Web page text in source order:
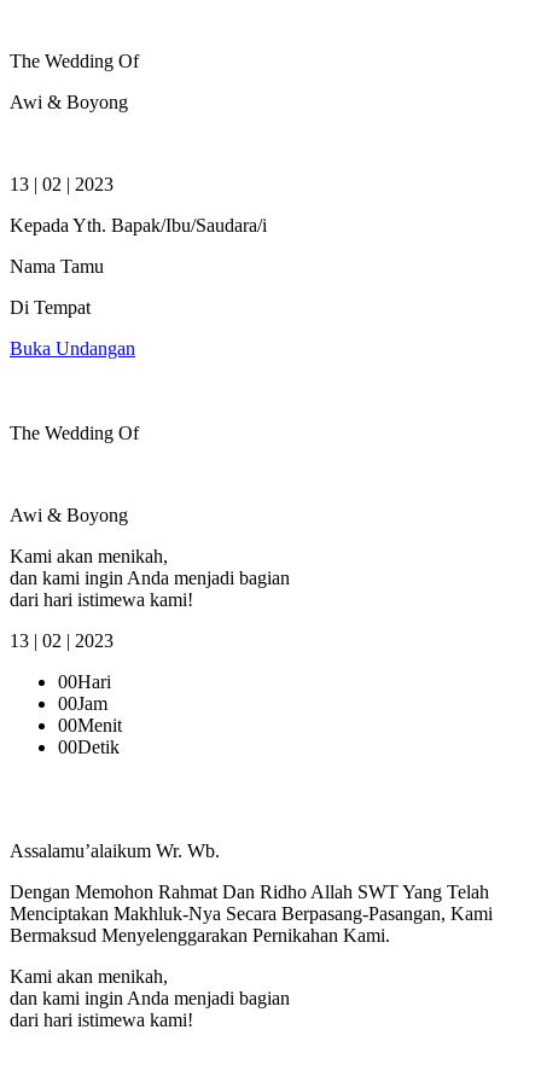
The Wedding Of
Awi & Boyong
13 | 02 | 2023
Kepada Yth. Bapak/Ibu/Saudara/i
Nama Tamu
Di Tempat
Buka Undangan
The Wedding Of
Awi & Boyong
Kami akan menikah,
dan kami ingin Anda menjadi bagian
dari hari istimewa kami!
13 | 02 | 2023
00Hari
00Jam
00Menit
00Detik
Assalamu’alaikum Wr. Wb.
Dengan Memohon Rahmat Dan Ridho Allah SWT Yang Telah
Menciptakan Makhluk-Nya Secara Berpasang-Pasangan, Kami
Bermaksud Menyelenggarakan Pernikahan Kami.
Kami akan menikah,
dan kami ingin Anda menjadi bagian
dari hari istimewa kami!